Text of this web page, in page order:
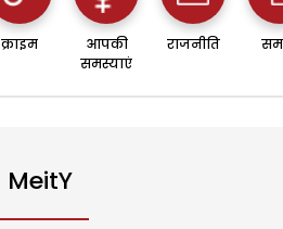
क्राइम
आपकी
समस्याएं
राजनीति
MeitY